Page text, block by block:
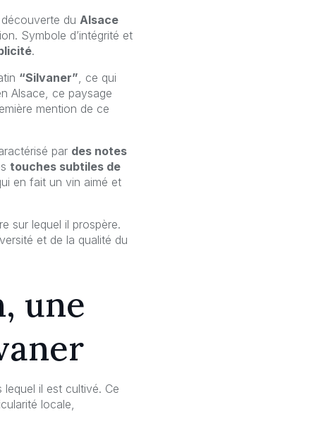
du Alsace
Symbole d’intégrité et
.
“Silvaner” , ce qui
Alsace, ce paysage
mention de ce
par des notes
touches subtiles de
en fait un vin aimé et
sur lequel il prospère.
et de la qualité du
une
il est cultivé. Ce
locale,